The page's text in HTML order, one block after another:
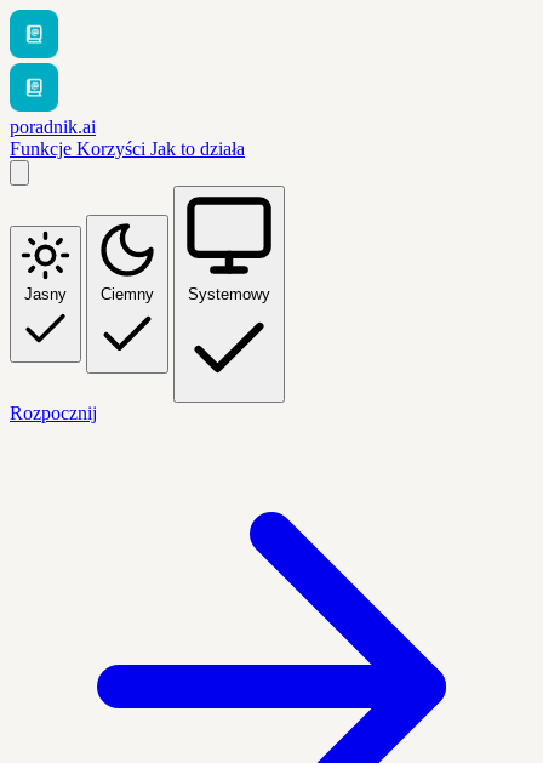
poradnik.ai
Funkcje Korzyści Jak to działa
Jasny Ciemny Systemowy
Rozpocznij